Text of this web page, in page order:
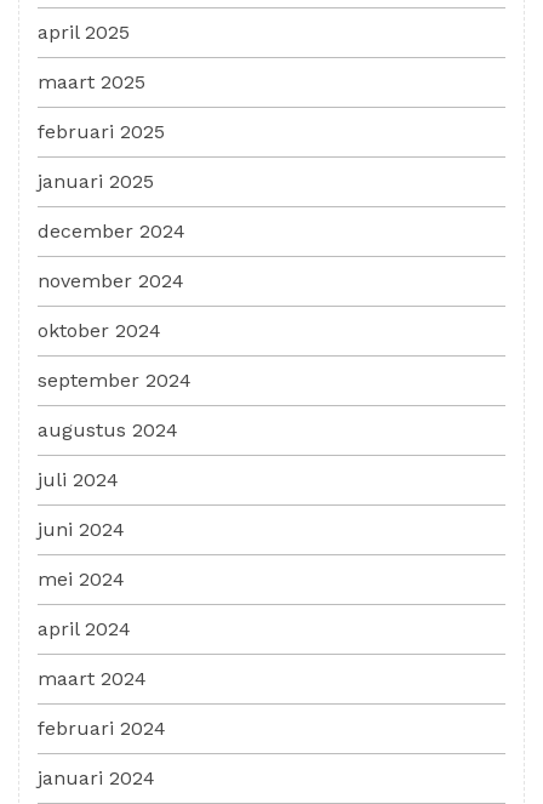
april 2025
maart 2025
februari 2025
januari 2025
december 2024
november 2024
oktober 2024
september 2024
augustus 2024
juli 2024
juni 2024
mei 2024
april 2024
maart 2024
februari 2024
januari 2024